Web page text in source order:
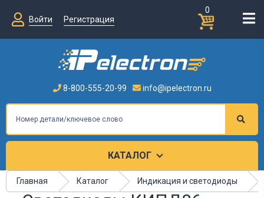
0
Войти
Регистрация
8-800-555-20-99 info@ipelectron.ru
КАТАЛОГ
Главная Каталог Индикация и светодиоды